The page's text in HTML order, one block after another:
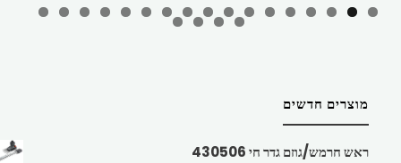
מוצרים חדשים
ראש חרמש/גוזם גדר חי 430506